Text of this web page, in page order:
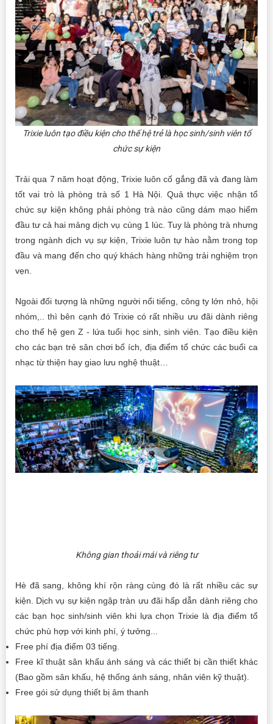
Trixie luôn tạo điều kiện cho thế hệ trẻ là học sinh/sinh viên tổ
chức sự kiện
Trải qua 7 năm hoạt động, Trixie luôn cố gắng đã và đang làm
tốt vai trò là phòng trà số 1 Hà Nội. Quả thực việc nhận tổ
chức sự kiện không phải phòng trà nào cũng dám mạo hiểm
đầu tư cả hai mảng dịch vụ cùng 1 lúc. Tuy là phòng trà nhưng
trong ngành dịch vụ sự kiện, Trixie luôn tự hào nằm trong top
đầu và mang đến cho quý khách hàng những trải nghiệm trọn
vẹn.
Ngoài đối tượng là những người nổi tiếng, công ty lớn nhỏ, hội
nhóm,.. thì bên cạnh đó Trixie có rất nhiều ưu đãi dành riêng
cho thế hệ gen Z - lứa tuổi học sinh, sinh viên. Tạo điều kiện
cho các bạn trẻ sân chơi bổ ích, địa điểm tổ chức các buổi ca
nhạc từ thiện hay giao lưu nghệ thuật…
Không gian thoải mái và riêng tư
Hè đã sang, không khí rộn ràng cùng đó là rất nhiều các sự
kiện. Dịch vụ sự kiện ngập tràn ưu đãi hấp dẫn dành riêng cho
các bạn học sinh/sinh viên khi lựa chọn Trixie là địa điểm tổ
chức phù hợp với kinh phí, ý tưởng...
Free phí địa điểm 03 tiếng.
Free kĩ thuật sân khấu ánh sáng và các thiết bị cần thiết khác
(Bao gồm sân khấu, hệ thống ánh sáng, nhân viên kỹ thuật).
Free gói sử dụng thiết bị âm thanh